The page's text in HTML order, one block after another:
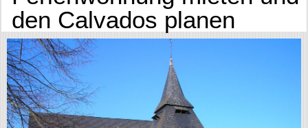
den Calvados planen